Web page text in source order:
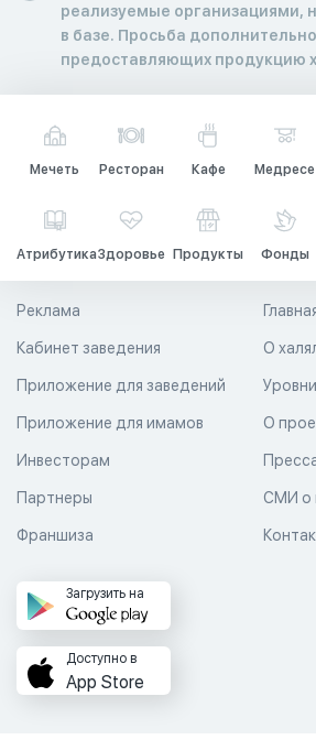
реализуемые организациями,
в базе. Просьба
предоставляющих продукцию
Мечеть Ресторан Кафе Медресе
АтрибутикаЗдоровье Продукты Фонды
О
Реклама
Кабинет заведения
Приложение для заведений
Приложение для имамов О
СМИ о
Инвесторам
Партнеры
Франшиза
Загрузить на
Доступно в
App Store